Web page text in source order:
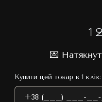
1
💌
Купити цей товар в 1 клік: